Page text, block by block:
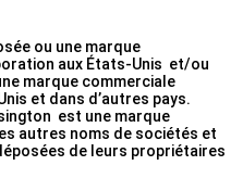
ou une marque
aux États-Unis et/ou
marque commerciale
et dans d’autres pays.
est une marque
autres noms de sociétés et
de leurs propriétaires